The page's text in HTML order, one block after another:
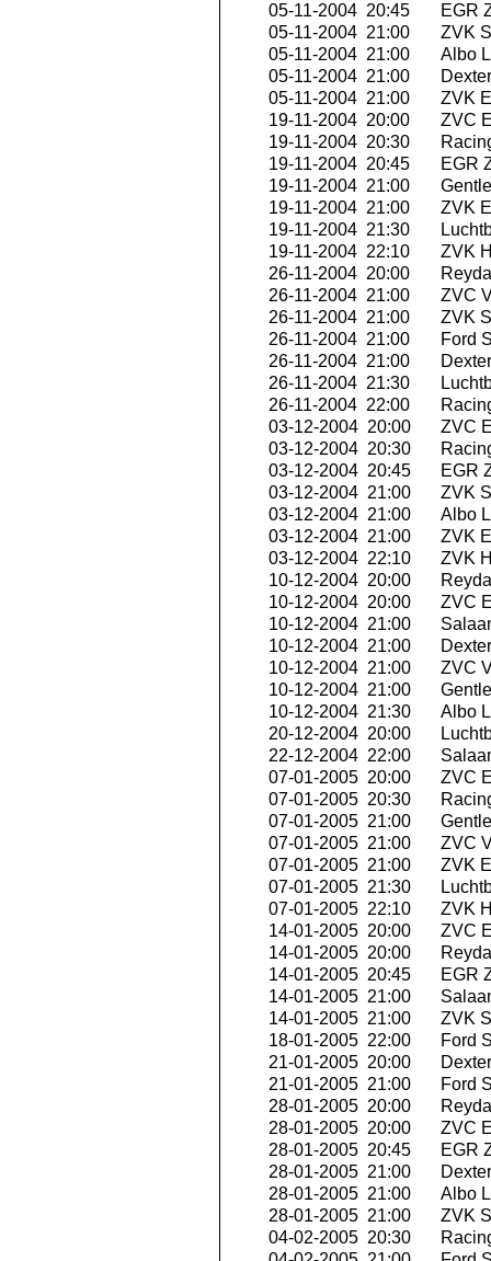
05-11-2004 20:45
EGR
05-11-2004 21:00
ZVK
05-11-2004 21:00
Albo
05-11-2004 21:00
05-11-2004 21:00
ZVK
19-11-2004 20:00
ZVC
19-11-2004 20:30
19-11-2004 20:45
EGR
19-11-2004 21:00
19-11-2004 21:00
ZVK
19-11-2004 21:30
19-11-2004 22:10
ZVK
26-11-2004 20:00
26-11-2004 21:00
ZVC
26-11-2004 21:00
ZVK
26-11-2004 21:00
Ford
26-11-2004 21:00
26-11-2004 21:30
26-11-2004 22:00
03-12-2004 20:00
ZVC
03-12-2004 20:30
03-12-2004 20:45
EGR
03-12-2004 21:00
ZVK
03-12-2004 21:00
Albo
03-12-2004 21:00
ZVK
03-12-2004 22:10
ZVK
10-12-2004 20:00
10-12-2004 20:00
ZVC
10-12-2004 21:00
10-12-2004 21:00
10-12-2004 21:00
ZVC
10-12-2004 21:00
10-12-2004 21:30
Albo
20-12-2004 20:00
22-12-2004 22:00
07-01-2005 20:00
ZVC
07-01-2005 20:30
07-01-2005 21:00
07-01-2005 21:00
ZVC
07-01-2005 21:00
ZVK
07-01-2005 21:30
07-01-2005 22:10
ZVK
14-01-2005 20:00
ZVC
14-01-2005 20:00
14-01-2005 20:45
EGR
14-01-2005 21:00
14-01-2005 21:00
ZVK
18-01-2005 22:00
Ford
21-01-2005 20:00
21-01-2005 21:00
Ford
28-01-2005 20:00
28-01-2005 20:00
ZVC
28-01-2005 20:45
EGR
28-01-2005 21:00
28-01-2005 21:00
Albo
28-01-2005 21:00
ZVK
04-02-2005 20:30